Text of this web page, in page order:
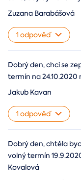
Zuzana Barabášová
1 odpověď
Dobrý den, chci se
termín na 24.10.2020
Jakub Kavan
1 odpověď
Dobrý den, chtěla
volný termín
Kovalová